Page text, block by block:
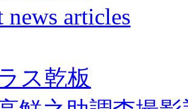
news articles
ス乾板